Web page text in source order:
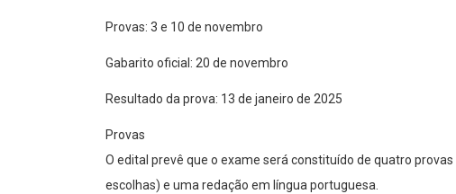
Provas: 3 e 10 de novembro
Gabarito oficial: 20 de novembro
Resultado da prova: 13 de janeiro de 2025
Provas
O edital prevê que o exame será constituído de quatro
escolhas) e uma redação em língua portuguesa.